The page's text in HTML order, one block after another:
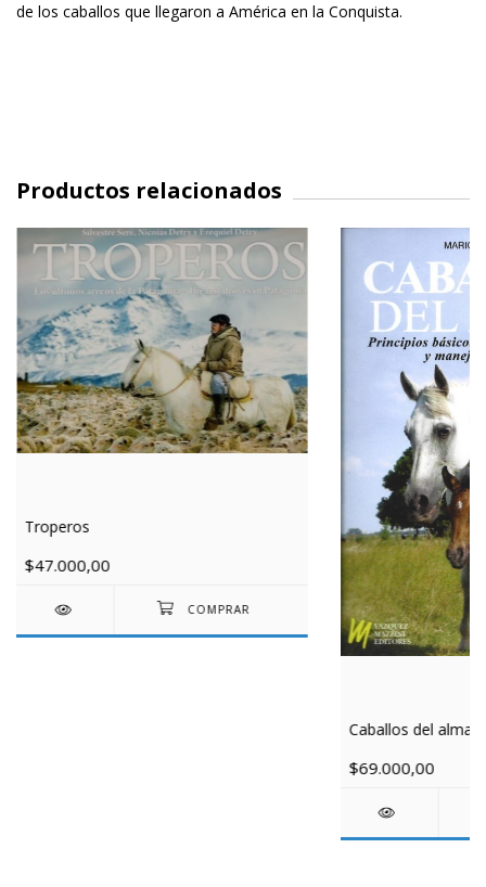
de los caballos que llegaron a América en la Conquista.
Productos relacionados
Troperos
$47.000,00
Caballos del alma
$69.000,00